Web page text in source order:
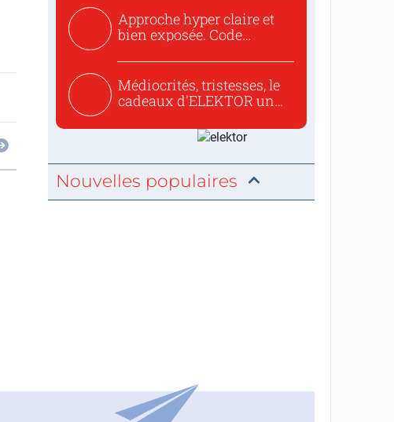
Approche hyper claire et
bien exposée. Code
Médiocrités, tristesses, le
cadeaux d'ELEKTOR un
Nouvelles populaires